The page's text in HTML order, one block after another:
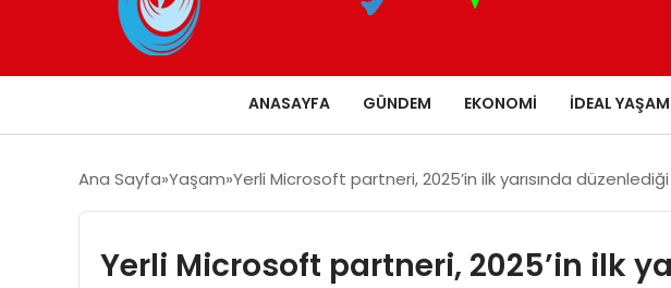
ANASAYFA GÜNDEM EKONOMI İDEAL YAŞAM
Ana Sayfa Yaşam Yerli Microsoft partneri, 2025’in ilk yarısında
Yerli Microsoft partneri, 2025’in ilk